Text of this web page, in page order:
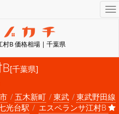
村B 価格相場 | 千葉県
[千葉県]
五木新町 東武
東武野田線
光台駅
エスペランサ江村B